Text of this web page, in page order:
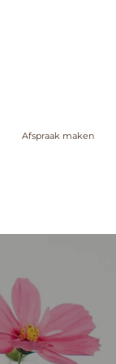
Afspraak maken